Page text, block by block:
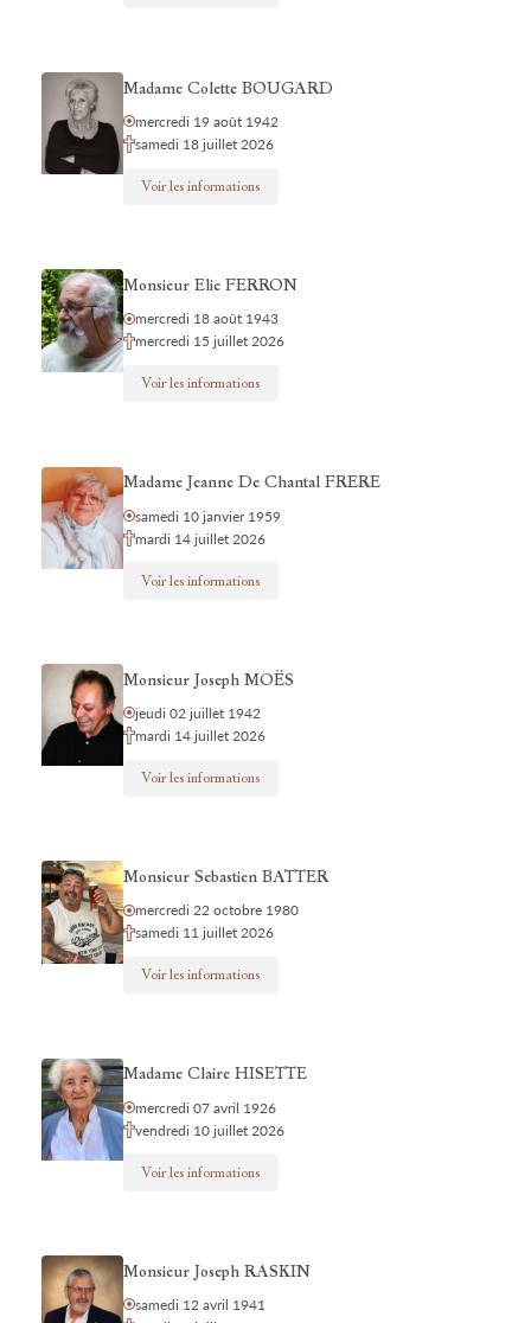
Madame Colette BOUGARD
mercredi 19 août 1942
samedi 18 juillet 2026
Voir les informations
Monsieur Elie FERRON
mercredi 18 août 1943
mercredi 15 juillet 2026
Voir les informations
Madame Jeanne De Chantal FRERE
samedi 10 janvier 1959
mardi 14 juillet 2026
Voir les informations
Monsieur Joseph MOËS
jeudi 02 juillet 1942
mardi 14 juillet 2026
Voir les informations
Monsieur Sebastien BATTER
mercredi 22 octobre 1980
samedi 11 juillet 2026
Voir les informations
Madame Claire HISETTE
mercredi 07 avril 1926
vendredi 10 juillet 2026
Voir les informations
Monsieur Joseph RASKIN
samedi 12 avril 1941